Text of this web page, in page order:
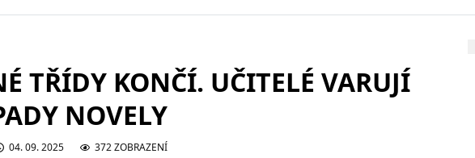
TŘÍDY KONČÍ. UČITELÉ VARUJÍ
NOVELY
04. 09. 2025 372 ZOBRAZENÍ